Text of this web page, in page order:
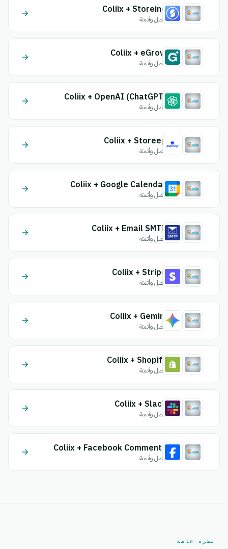
Coliix + Storeino
اتصل وأتمتة
Coliix + eGrow
اتصل وأتمتة
Coliix + OpenAI (ChatGPT)
اتصل وأتمتة
Coliix + Storeep
اتصل وأتمتة
Coliix + Google Calendar
اتصل وأتمتة
Coliix + Email SMTP
اتصل وأتمتة
Coliix + Stripe
اتصل وأتمتة
Coliix + Gemini
اتصل وأتمتة
Coliix + Shopify
اتصل وأتمتة
Coliix + Slack
اتصل وأتمتة
Coliix + Facebook Comments
اتصل وأتمتة
نظرة عامة